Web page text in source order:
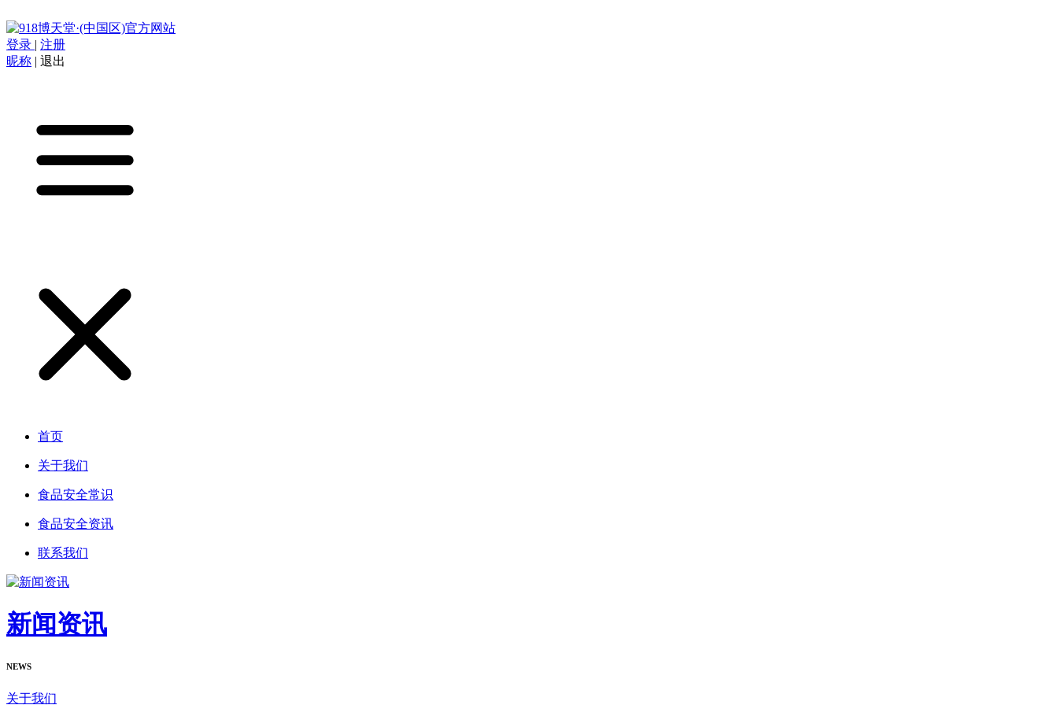
登录 | 注册
昵称 | 退出
首页
关于我们
食品安全常识
食品安全资讯
联系我们
新闻资讯
NEWS
关于我们